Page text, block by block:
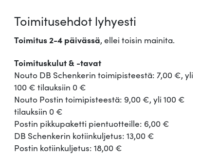
Toimitusehdot lyhyesti
Toimitus 2-4 päivässä, ellei toisin mainita.
Toimituskulut & -tavat
Nouto DB Schenkerin toimipisteestä: 7,00 €, yli
100 € tilauksiin 0 €
Nouto Postin toimipisteestä: 9,00 €, yli 100 €
tilauksiin 0 €
Postin pikkupaketti pientuotteille: 6,00 €
DB Schenkerin kotiinkuljetus: 13,00 €
Postin kotiinkuljetus: 18,00 €